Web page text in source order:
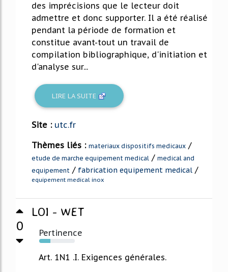
des imprécisions que le lecteur doit
admettre et donc supporter. Il a été réalisé
pendant la période de formation et
constitue avant-tout un travail de
compilation bibliographique, d'initiation et
d'analyse sur...
LIRE LA SUITE
Site : utc.fr
Thèmes liés : materiaux dispositifs medicaux /
etude de marche equipement medical / medical and
equipement / fabrication equipement medical /
equipement medical inox
0
LOI - WET
Pertinence
31%
Art. 1N1 .I. Exigences générales.